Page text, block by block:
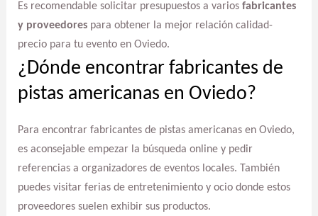
Es recomendable solicitar presupuestos a varios fabricantes
y proveedorespara obtener la mejor relación calidad-
precio para tu evento en Oviedo.
¿Dónde encontrar fabricantes de
pistas americanas en Oviedo?
Para encontrar fabricantes de pistas americanas en Oviedo,
es aconsejable empezar la búsqueda online y pedir
referencias a organizadores de eventos locales. También
puedes visitar ferias de entretenimiento y ocio donde estos
proveedores suelen exhibir sus productos.